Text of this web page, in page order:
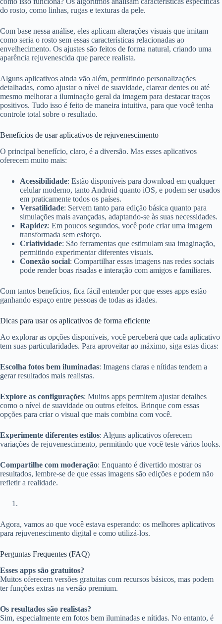
do rosto, como linhas, rugas e texturas da pele.
Com base nessa análise, eles aplicam alterações visuais que imitam
como seria o rosto sem essas características relacionadas ao
envelhecimento. Os ajustes são feitos de forma natural, criando uma
aparência rejuvenescida que parece realista.
Alguns aplicativos ainda vão além, permitindo personalizações
detalhadas, como ajustar o nível de suavidade, clarear dentes ou até
mesmo melhorar a iluminação geral da imagem para destacar traços
positivos. Tudo isso é feito de maneira intuitiva, para que você tenha
controle total sobre o resultado.
Benefícios de usar aplicativos de rejuvenescimento
O principal benefício, claro, é a diversão. Mas esses aplicativos
oferecem muito mais:
Acessibilidade: Estão disponíveis para download em qualquer
celular moderno, tanto Android quanto iOS, e podem ser usados
em praticamente todos os países.
Versatilidade: Servem tanto para edição básica quanto para
simulações mais avançadas, adaptando-se às suas necessidades.
Rapidez: Em poucos segundos, você pode criar uma imagem
transformada sem esforço.
Criatividade: São ferramentas que estimulam sua imaginação,
permitindo experimentar diferentes visuais.
Conexão social: Compartilhar essas imagens nas redes sociais
pode render boas risadas e interação com amigos e familiares.
Com tantos benefícios, fica fácil entender por que esses apps estão
ganhando espaço entre pessoas de todas as idades.
Dicas para usar os aplicativos de forma eficiente
Ao explorar as opções disponíveis, você perceberá que cada aplicativo
tem suas particularidades. Para aproveitar ao máximo, siga estas dicas:
Escolha fotos bem iluminadas: Imagens claras e nítidas tendem a
gerar resultados mais realistas.
Explore as configurações: Muitos apps permitem ajustar detalhes
como o nível de suavidade ou outros efeitos. Brinque com essas
opções para criar o visual que mais combina com você.
Experimente diferentes estilos: Alguns aplicativos oferecem
variações de rejuvenescimento, permitindo que você teste vários looks.
Compartilhe com moderação: Enquanto é divertido mostrar os
resultados, lembre-se de que essas imagens são edições e podem não
refletir a realidade.
Agora, vamos ao que você estava esperando: os melhores aplicativos
para rejuvenescimento digital e como utilizá-los.
Perguntas Frequentes (FAQ)
Esses apps são gratuitos?
Muitos oferecem versões gratuitas com recursos básicos, mas podem
ter funções extras na versão premium.
Os resultados são realistas?
Sim, especialmente em fotos bem iluminadas e nítidas. No entanto, é